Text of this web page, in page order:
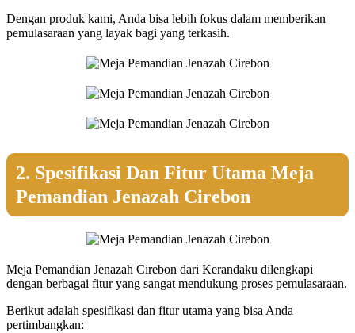
Dengan produk kami, Anda bisa lebih fokus dalam memberikan
pemulasaraan yang layak bagi yang terkasih.
2. Spesifikasi Dan Fitur Utama Meja
Pemandian Jenazah Cirebon
Meja Pemandian Jenazah Cirebon dari Kerandaku dilengkapi
dengan berbagai fitur yang sangat mendukung proses pemulasaraan.
Berikut adalah spesifikasi dan fitur utama yang bisa Anda
pertimbangkan: